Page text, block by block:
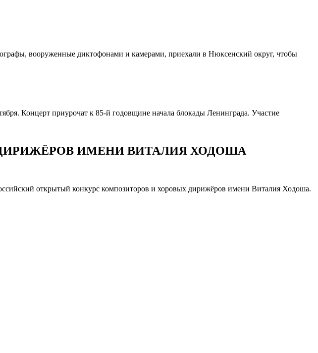
вооруженные диктофонами и камерами, приехали в Нюксенский округ, чтобы
Концерт приурочат к 85-й годовщине начала блокады Ленинграда. Участие
ИМЕНИ ВИТАЛИЯ ХОДОША
открытый конкурс композиторов и хоровых дирижёров имени Виталия Ходоша.